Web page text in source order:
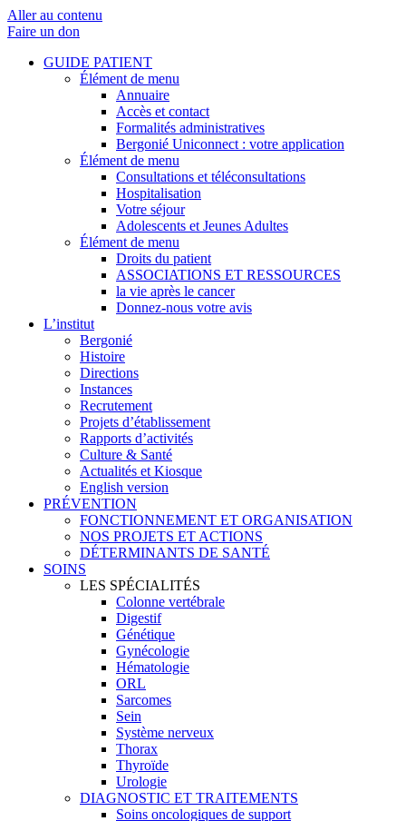
Aller au contenu
Faire un don
GUIDE PATIENT
Élément de menu
Annuaire
Accès et contact
Formalités administratives
Bergonié Uniconnect : votre application
Élément de menu
Consultations et téléconsultations
Hospitalisation
Votre séjour
Adolescents et Jeunes Adultes
Élément de menu
Droits du patient
ASSOCIATIONS ET RESSOURCES
la vie après le cancer
Donnez-nous votre avis
L’institut
Bergonié
Histoire
Directions
Instances
Recrutement
Projets d’établissement
Rapports d’activités
Culture & Santé
Actualités et Kiosque
English version
PRÉVENTION
FONCTIONNEMENT ET ORGANISATION
NOS PROJETS ET ACTIONS
DÉTERMINANTS DE SANTÉ
SOINS
LES SPÉCIALITÉS
Colonne vertébrale
Digestif
Génétique
Gynécologie
Hématologie
ORL
Sarcomes
Sein
Système nerveux
Thorax
Thyroïde
Urologie
DIAGNOSTIC ET TRAITEMENTS
Soins oncologiques de support